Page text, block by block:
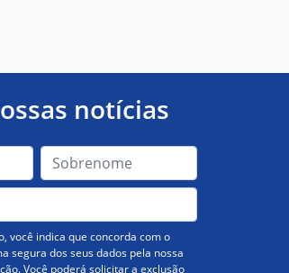
notícias
você indica que concorda com o
segura dos seus dados pela nossa
Você poderá solicitar a exclusão